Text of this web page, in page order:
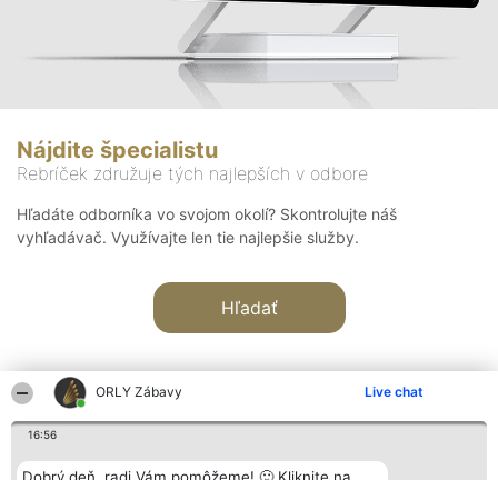
ORLY Zábavy Live chat
16:56
Nájdite špecialistu
Rebríček združuje tých najlepších v odbore
Hľadáte odborníka vo svojom okolí? Skontrolujte náš
vyhľadávač. Využívajte len tie najlepšie služby.
Hľadať
Organizátor hodnotenia Hodnotenie Kontakt